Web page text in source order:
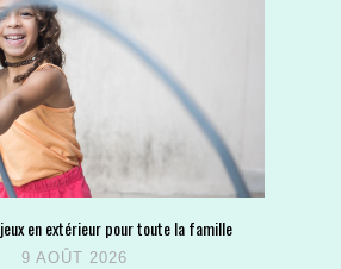
en extérieur pour toute la famille
9 AOÛT 2026